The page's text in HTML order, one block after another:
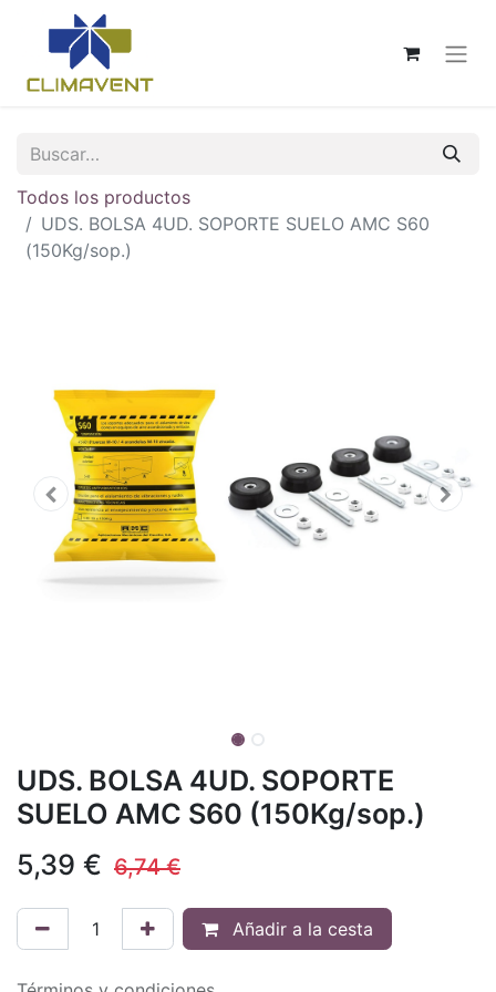
Todos los productos
UDS. BOLSA 4UD. SOPORTE SUELO AMC S60
(150Kg/sop.)
UDS. BOLSA 4UD. SOPORTE
SUELO AMC S60 (150Kg/sop.)
5,39 € 6,74€
Añadir a la cesta